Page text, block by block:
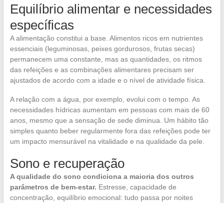
Equilíbrio alimentar e necessidades
específicas
A alimentação constitui a base. Alimentos ricos em nutrientes
essenciais (leguminosas, peixes gordurosos, frutas secas)
permanecem uma constante, mas as quantidades, os ritmos
das refeições e as combinações alimentares precisam ser
ajustados de acordo com a idade e o nível de atividade física.
A relação com a água, por exemplo, evolui com o tempo. As
necessidades hídricas aumentam em pessoas com mais de 60
anos, mesmo que a sensação de sede diminua. Um hábito tão
simples quanto beber regularmente fora das refeições pode ter
um impacto mensurável na vitalidade e na qualidade da pele.
Sono e recuperação
A qualidade do sono condiciona a maioria dos outros
parâmetros de bem-estar. Estresse, capacidade de
concentração, equilíbrio emocional: tudo passa por noites